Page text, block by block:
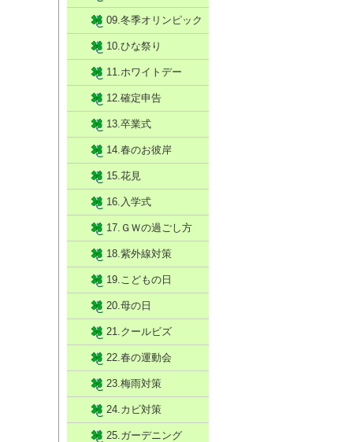
09.冬季オリンピック
10.ひな祭り
11.ホワイトデー
12.確定申告
13.卒業式
14.春のお彼岸
15.花見
16.入学式
17.ＧＷの過ごし方
18.紫外線対策
19.こどもの日
20.母の日
21.クールビズ
22.春の運動会
23.梅雨対策
24.カビ対策
25.ガーデニング